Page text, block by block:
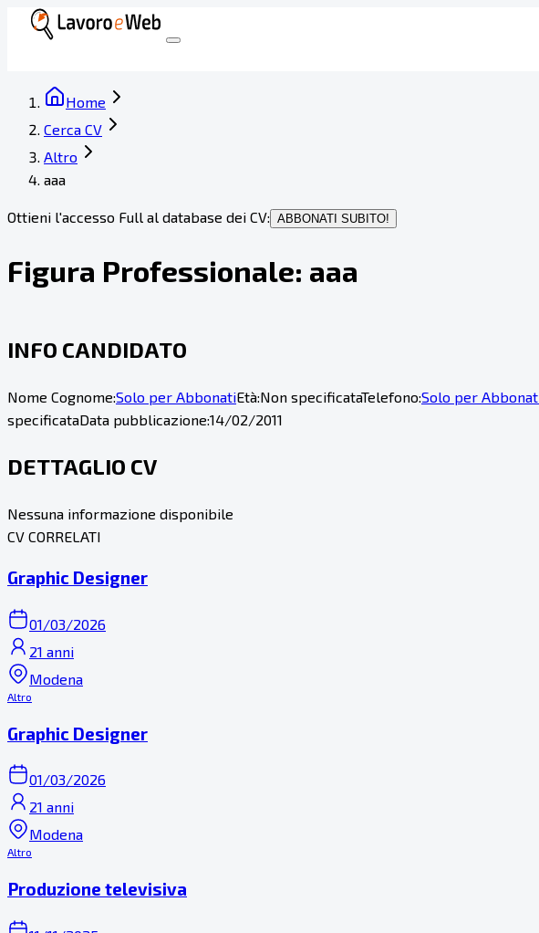
Home
Cerca CV
Altro
aaa
Ottieni l'accesso Full al database dei CV: ABBONATI SUBITO!
Figura Professionale: aaa
INFO CANDIDATO
Nome Cognome:Solo per AbbonatiEtà:Non specificataTelefono:Solo per
specificataData pubblicazione:14/02/2011
DETTAGLIO CV
Nessuna informazione disponibile
CV CORRELATI
Graphic Designer
01/03/2026
21 anni
Modena
Altro
Graphic Designer
01/03/2026
21 anni
Modena
Altro
Produzione televisiva